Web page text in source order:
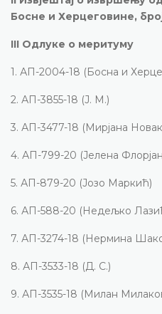
Босне и Херцеговине,
III Одлуке о меритуму
1. АП-2004-18 (Босна и
2. АП-3855-18 (Ј. М.)
3. АП-3477-18 (Мирјана
4. АП-799-20 (Јелена
5. АП-879-20 (Јозо Маркић)
6. АП-588-20 (Недељко
7. АП-3274-18 (Нермина
8. АП-3533-18 (Д. С.)
9. АП-3535-18 (Милан